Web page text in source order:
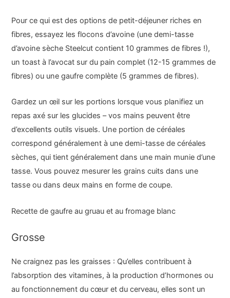
Pour ce qui est des options de petit-déjeuner riches en
fibres, essayez les flocons d’avoine (une demi-tasse
d’avoine sèche Steelcut contient 10 grammes de fibres !),
un toast à l’avocat sur du pain complet (12-15 grammes de
fibres) ou une gaufre complète (5 grammes de fibres).
Gardez un œil sur les portions lorsque vous planifiez un
repas axé sur les glucides – vos mains peuvent être
d’excellents outils visuels. Une portion de céréales
correspond généralement à une demi-tasse de céréales
sèches, qui tient généralement dans une main munie d’une
tasse. Vous pouvez mesurer les grains cuits dans une
tasse ou dans deux mains en forme de coupe.
Recette de gaufre au gruau et au fromage blanc
Grosse
Ne craignez pas les graisses : Qu’elles contribuent à
l’absorption des vitamines, à la production d’hormones ou
au fonctionnement du cœur et du cerveau, elles sont un